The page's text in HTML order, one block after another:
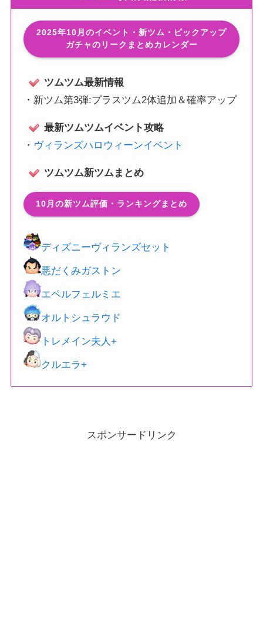
2025年10月のイベント・新ツム・ピックアップ
ガチャのリークまとめカレンダー
ツムツム最新情報
・ 新ツム第3弾:プラスツム2体追加＆確率アップ
最新ツムツムイベント攻略
・ ヴィランズハロウィーンイベント
ツムツム新ツムまとめ
10月の新ツム評価・ランキングまとめ
ディズニーヴィランズセット
悪だくみガストン
エペルフェルミエ
オルトシュラウド
トレメイン夫人+
クルエラ+
スポンサードリンク